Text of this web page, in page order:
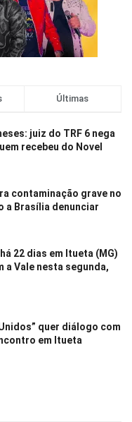
Últimas
juiz do TRF 6 nega
recebeu do Novel
contaminação grave no
a Brasília denunciar
22 dias em Itueta (MG)
Vale nesta segunda,
quer diálogo com
em Itueta